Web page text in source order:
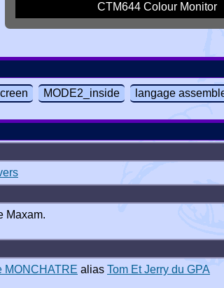
CTM644 Colour Monitor
MODE2_inside langage
Maxam.
MONCHATRE alias Tom Et Jerry du GPA